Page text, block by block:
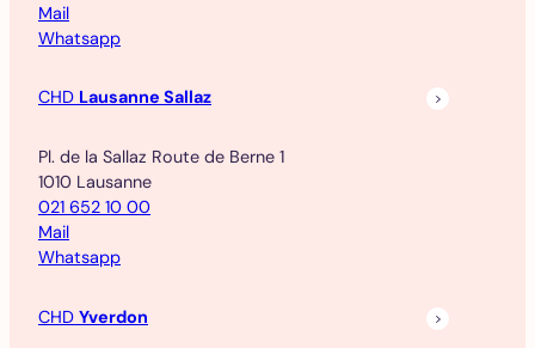
Mail
Whatsapp
CHD Lausanne Sallaz
Pl. de la Sallaz Route de Berne 1
1010 Lausanne
021 652 10 00
Mail
Whatsapp
CHD Yverdon